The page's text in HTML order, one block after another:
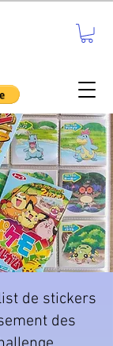
de stickers
des